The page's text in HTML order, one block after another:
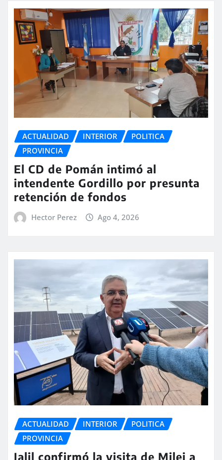
ACTUALIDAD INTERIOR
POLITICA
PROVINCIA
El CD de Pomán intimó al
intendente Gordillo por presunta
retención de fondos
Hector Perez Ago 4, 2026
ACTUALIDAD INTERIOR
POLITICA
PROVINCIA
Jalil confirmó la visita de Milei a